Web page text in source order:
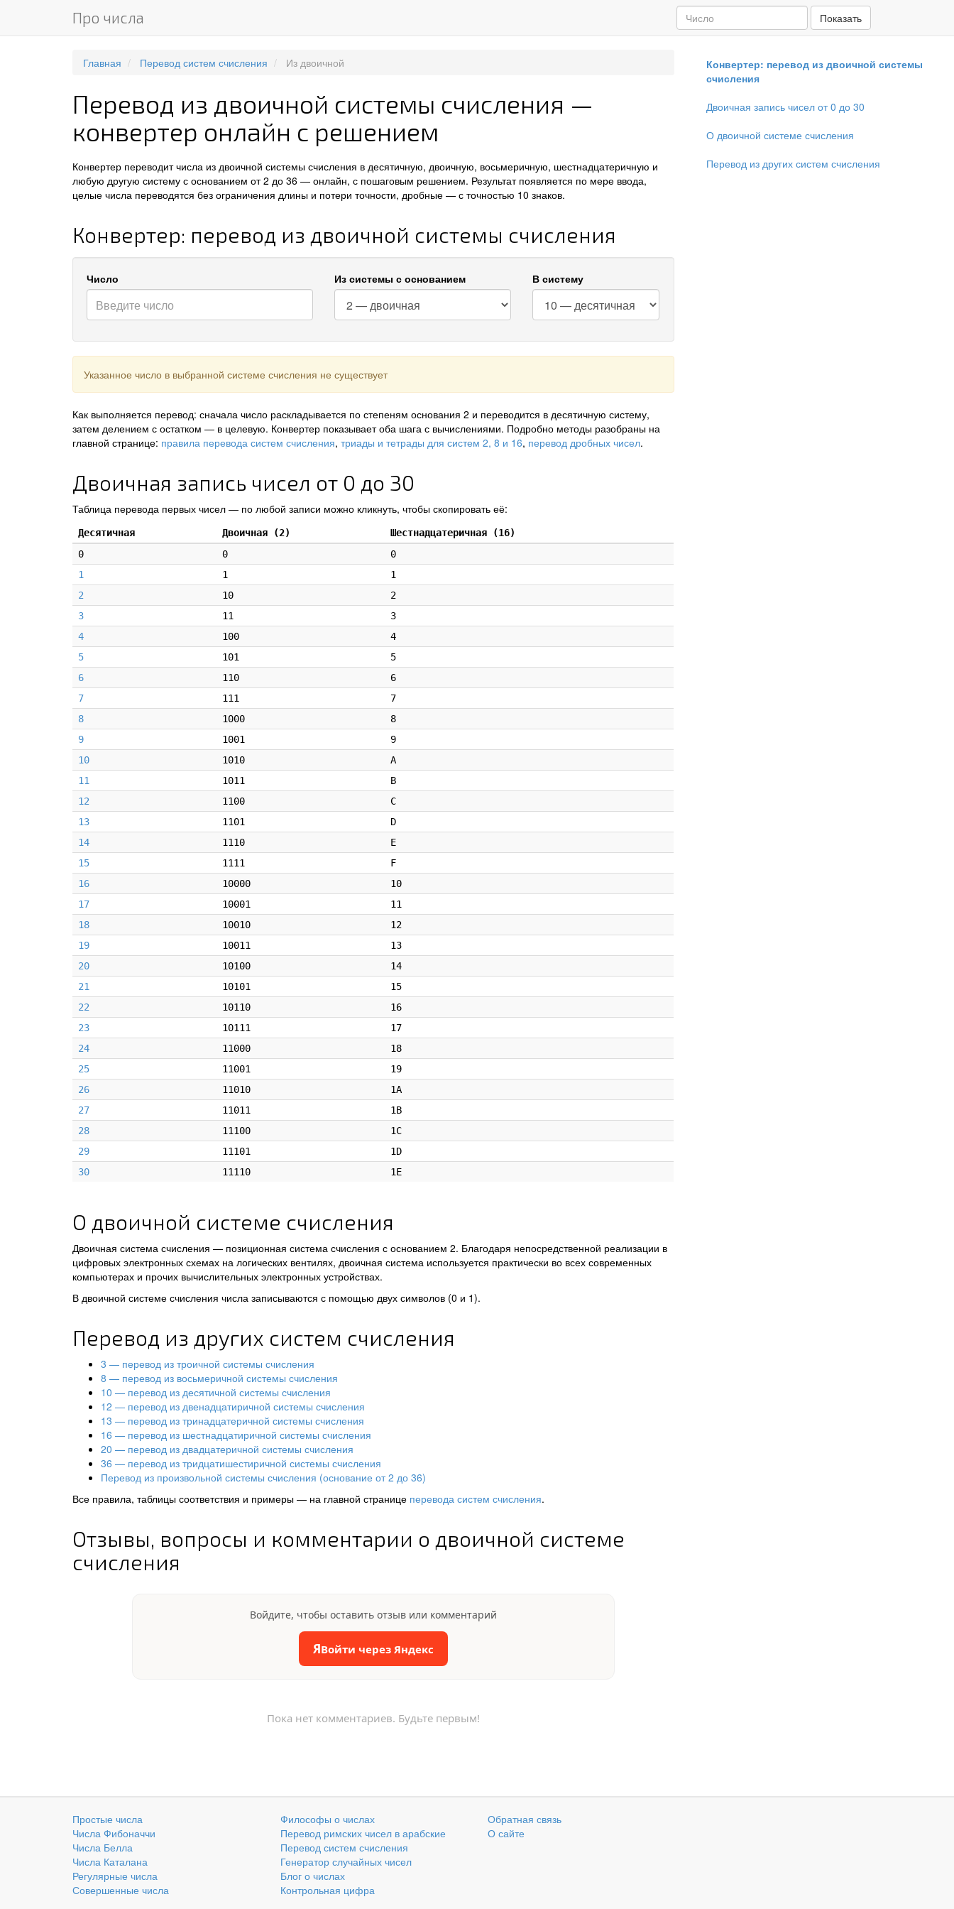
Про числа Показать
Главная Перевод систем счисления Из двоичной
Перевод из двоичной системы счисления —
конвертер онлайн с решением
Конвертер переводит числа из двоичной системы счисления в десятичную, двоичную, восьмеричную, шестнадцатеричную и
любую другую систему с основанием от 2 до 36 — онлайн, с пошаговым решением. Результат появляется по мере ввода,
целые числа переводятся без ограничения длины и потери точности, дробные — с точностью 10 знаков.
Конвертер: перевод из двоичной системы счисления
Число Из системы с основанием В систему
Указанное число в выбранной системе счисления не существует
Как выполняется перевод: сначала число раскладывается по степеням основания 2 и переводится в десятичную систему,
затем делением с остатком — в целевую. Конвертер показывает оба шага с вычислениями. Подробно методы разобраны на
главной странице: правила перевода систем счисления, триады и тетрады для систем 2, 8 и 16, перевод дробных чисел.
Двоичная запись чисел от 0 до 30
Таблица перевода первых чисел — по любой записи можно кликнуть, чтобы скопировать её:
Десятичная Двоичная (2)
Шестнадцатеричная (16)
0
0
0
1
1
1
2
10
2
3
11
3
4
100
4
5
101
5
6
110
6
7
111
7
8
1000
8
9
1001
9
10
1010
A
11
1011
B
12
1100
C
13
1101
D
14
1110
E
15
1111
F
16
10000
10
17
10001
11
18
10010
12
19
10011
13
20
10100
14
21
10101
15
22
10110
16
23
10111
17
24
11000
18
25
11001
19
26
11010
1A
27
11011
1B
28
11100
1C
29
11101
1D
30
11110 1E
О двоичной системе счисления
Двоичная система счисления — позиционная система счисления с основанием 2. Благодаря непосредственной реализации в
цифровых электронных схемах на логических вентилях, двоичная система используется практически во всех современных
компьютерах и прочих вычислительных электронных устройствах.
В двоичной системе счисления числа записываются с помощью двух символов (0 и 1).
Перевод из других систем счисления
3 — перевод из троичной системы счисления
8 — перевод из восьмеричной системы счисления
10 — перевод из десятичной системы счисления
12 — перевод из двенадцатиричной системы счисления
13 — перевод из тринадцатеричной системы счисления
16 — перевод из шестнадцатиричной системы счисления
20 — перевод из двадцатеричной системы счисления
36 — перевод из тридцатишестиричной системы счисления
Перевод из произвольной системы счисления (основание от 2 до 36)
Все правила, таблицы соответствия и примеры — на главной странице перевода систем счисления.
Отзывы, вопросы и комментарии о двоичной системе
счисления
Войдите, чтобы оставить отзыв или комментарий
ЯВойти через Яндекс
Пока нет комментариев. Будьте первым!
Конвертер: перевод из двоичной системы
счисления
Двоичная запись чисел от 0 до 30
О двоичной системе счисления
Перевод из других систем счисления
Простые числа
Числа Фибоначчи
Числа Белла
Числа Каталана
Регулярные числа
Совершенные числа
Философы о числах
Перевод римских чисел в арабские
Перевод систем счисления
Генератор случайных чисел
Блог о числах
Контрольная цифра
Обратная связь
О сайте